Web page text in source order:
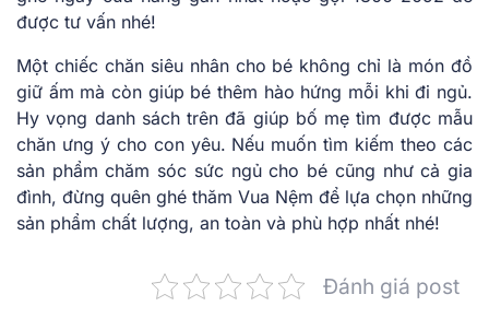
được tư vấn nhé!
Một chiếc chăn siêu nhân cho bé không chỉ là món đồ
giữ ấm mà còn giúp bé thêm hào hứng mỗi khi đi ngủ.
Hy vọng danh sách trên đã giúp bố mẹ tìm được mẫu
chăn ưng ý cho con yêu. Nếu muốn tìm kiếm theo các
sản phẩm chăm sóc sức ngủ cho bé cũng như cả gia
đình, đừng quên ghé thăm Vua Nệm để lựa chọn những
sản phẩm chất lượng, an toàn và phù hợp nhất nhé!
Đánh giá post